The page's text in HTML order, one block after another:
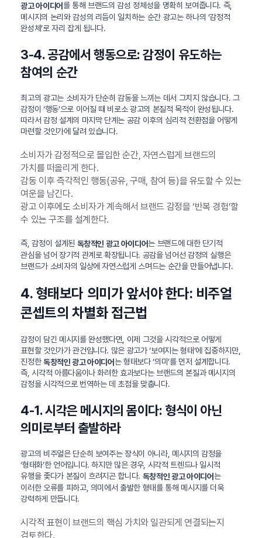
광고 아이디어 를 통해 브랜드의 감성 정체성을 명확히 보여줍니다. 즉,
메시지의 논리와 감성의 리듬이 일치하는 순간 광고는 하나의 ‘감정적
완성체’로 자리 잡게 됩니다.
3-4. 공감에서 행동으로: 감정이 유도하는
참여의 순간
최고의 광고는 소비자가 단순히 감동을 느끼는 데서 그치지 않습니다. 그
감정이 ‘행동’으로 이어질 때 비로소 광고의 본질적 목적이 완성됩니다.
따라서 감정 설계의 마지막 단계는 공감 이후의 심리적 전환점을 어떻게
마련할 것인가에 달려 있습니다.
소비자가 감정적으로 몰입한 순간, 자연스럽게 브랜드의
가치를 떠올리게 한다.
감동 이후 즉각적인 행동(공유, 구매, 참여 등)을 유도할 수 있는
여운을 남긴다.
광고 이후에도 소비자가 계속해서 브랜드 감정을 ‘반복 경험’할
수 있는 구조를 설계한다.
즉, 감정이 설계된 독창적인 광고 아이디어는 브랜드에 대한 단기적
관심을 넘어 장기적 관계로 확장됩니다. 공감을 넘어선 감정의 실행은
브랜드가 소비자의 일상에 자연스럽게 스며드는 순간을 만들어냅니다.
4. 형태보다 의미가 앞서야 한다: 비주얼
콘셉트의 차별화 접근법
감정이 담긴 메시지를 완성했다면, 이제 그것을 시각적으로 어떻게
표현할 것인가가 관건입니다. 많은 광고가 ‘보여지는 형태’에 집중하지만,
진정한독창적인 광고 아이디어는 형태보다 ‘의미’를 먼저 설계합니다.
즉, 시각적 아름다움이나 화려한 효과보다는 브랜드의 본질과 메시지의
감정을 시각적으로 번역하는 데 초점을 맞춥니다.
4-1. 시각은 메시지의 몸이다: 형식이 아닌
의미로부터 출발하라
광고의 비주얼은 단순히 보여주는 장식이 아니라, 메시지의 감정을
‘형태화’한 언어입니다. 하지만 많은 경우, 시각적 트렌드나 일시적
유행을 좇다가 본질이 흐려지곤 합니다. 독창적인 광고 아이디어 는
이러한 오류를 피하고, 의미에서 출발한 형태를 통해 메시지를 더욱
강력하게 만듭니다.
시각적 표현이 브랜드의 핵심 가치와 일관되게 연결되는지
검토한다.